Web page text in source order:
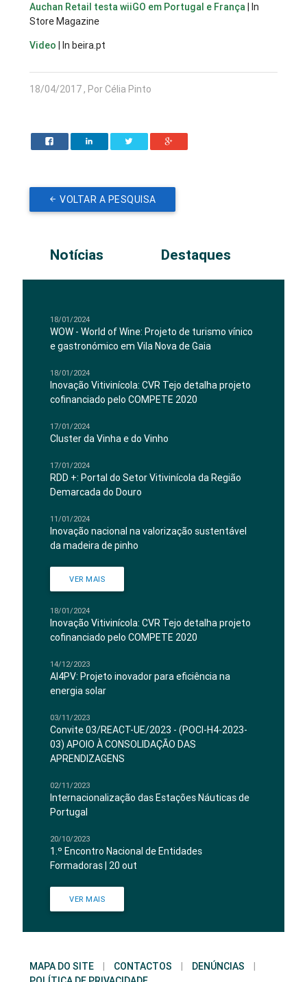
Auchan Retail testa wiiGO em Portugal e França | In
Store Magazine
Video
| In beira.pt
18/04/2017 , Por Célia Pinto
VOLTAR A PESQUISA
Notícias Destaques
18/01/2024
WOW - World of Wine: Projeto de turismo vínico
e gastronómico em Vila Nova de Gaia
18/01/2024
Inovação Vitivinícola: CVR Tejo detalha projeto
cofinanciado pelo COMPETE 2020
17/01/2024
Cluster da Vinha e do Vinho
17/01/2024
RDD +: Portal do Setor Vitivinícola da Região
Demarcada do Douro
11/01/2024
Inovação nacional na valorização sustentável
da madeira de pinho
VER MAIS
18/01/2024
Inovação Vitivinícola: CVR Tejo detalha projeto
cofinanciado pelo COMPETE 2020
14/12/2023
AI4PV: Projeto inovador para eficiência na
energia solar
03/11/2023
Convite 03/REACT-UE/2023 - (POCI-H4-2023-
03) APOIO À CONSOLIDAÇÃO DAS
APRENDIZAGENS
02/11/2023
Internacionalização das Estações Náuticas de
Portugal
20/10/2023
1.º Encontro Nacional de Entidades
Formadoras | 20 out
VER MAIS
MAPA DO SITE CONTACTOS DENÚNCIAS